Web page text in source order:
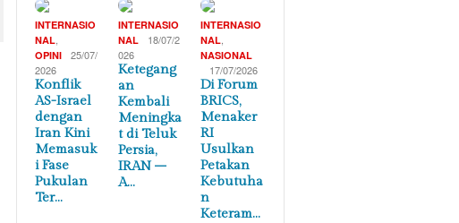
INTERNASIO
NAL
OPINI
25/07/
2026
Konflik
AS-Israel
dengan
Iran Kini
Memasuk
i Fase
Pukulan
Ter…
INTERNASIO
NAL
18/07/2
026
Ketegang
an
Kembali
Meningka
t di Teluk
Persia,
IRAN –
A…
INTERNASIO
NAL
NASIONAL
17/07/2026
Di Forum
BRICS,
Menaker
RI
Usulkan
Petakan
Kebutuha
n
Keteram…